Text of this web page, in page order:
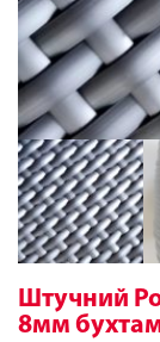
Штучний
8мм